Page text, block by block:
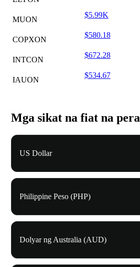
MUON
$5.99K
COPXON
$580.18
INTCON
$672.28
IAUON
$534.67
Mga sikat na fiat na pera
US Dollar
Philippine Peso (PHP)
Dolyar ng Australia (AUD)